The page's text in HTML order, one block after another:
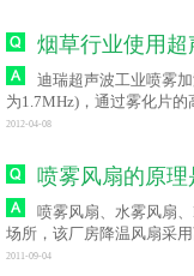
烟草行业使用
迪瑞超声波工业喷雾
为1.7MHz)，通过雾化片
2012-04-08
喷雾风扇的原理
喷雾风扇、水雾风扇
场所，该厂房降温风扇采
2011-09-04